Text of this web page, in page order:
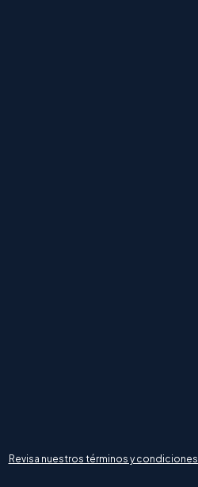
Revisa nuestros términos y condiciones.